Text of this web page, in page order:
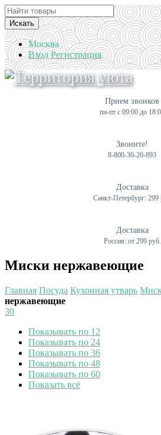
Искать
Москва
Вход Регистрация
Прием звонков
пн-пт с 09:00 до
Звоните!
8-800-30-20-893
Доставка
Санкт-Петербург: 299
Доставка
Россия: от 299 руб.
Миски нержавеющие
Главная Посуда Кухонная утварь
нержавеющие
30
Показывать по 12
Показывать по 24
Показывать по 36
Показывать по 48
Показывать по 60
Показать всё